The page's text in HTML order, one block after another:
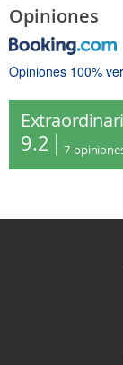
Opiniones
Opiniones 100%
9.2 7